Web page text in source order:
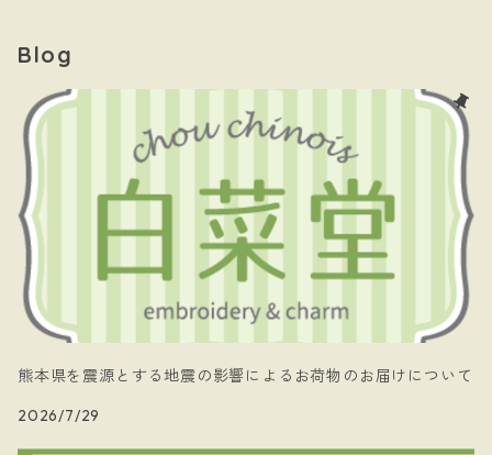
- papillon
- 暗黒騎士団
- 白菜堂 charm chain
- 白菜堂キャラクターズ
- ケース
Blog
熊本県を震源とする地震の影響によるお荷物のお届けについて
2026/7/29